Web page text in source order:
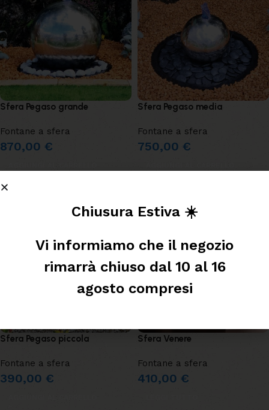
Sfera Pegaso grande
Fontane a sfera
870,00 €
Sfera Pegaso media
Fontane a sfera
750,00 €
Sfera Pegaso piccola
Fontane a sfera
390,00 €
Sfera Venere
Fontane a sfera
410,00 €
Chiusura Estiva ☀️
Vi informiamo che il negozio
rimarrà chiuso dal 10 al 16
agosto compresi